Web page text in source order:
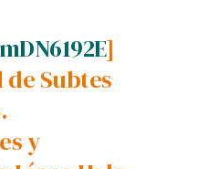
]
de Subtes
y